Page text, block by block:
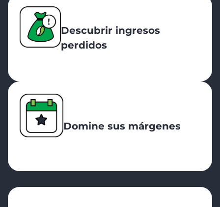
Descubrir ingresos
perdidos
Domine sus márgenes